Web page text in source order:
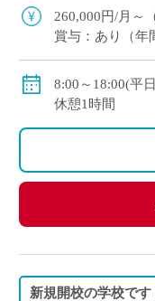
※月に1回程度
260,000円/月～
賞与：あり（年
8:00～18:00(平
休憩1時間
新規開校の学校です